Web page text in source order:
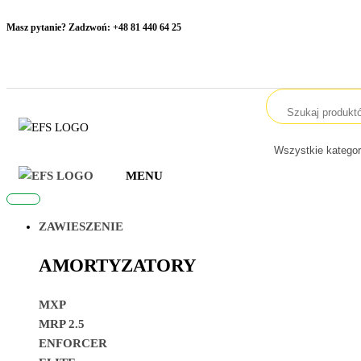
do
Masz pytanie? Zadzwoń: +48 81 440 64 25
EFS4WD
Zawieszenia
MENU
ZAWIESZENIE
AMORTYZATORY
MXP
MRP 2.5
ENFORCER